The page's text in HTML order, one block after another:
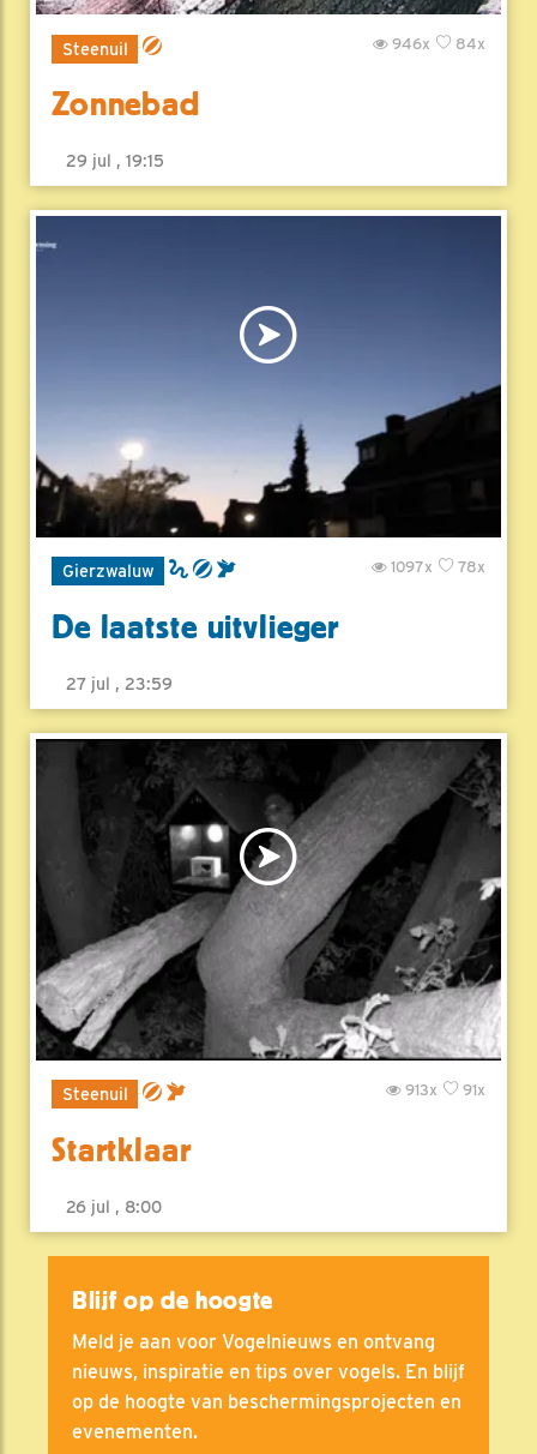
Steenuil 84x
946x
Zonnebad
29 jul , 19:15
Gierzwaluw 78x
1097x
De laatste uitvlieger
27 jul , 23:59
Steenuil 91x
913x
Startklaar
26 jul , 8:00
Blijf op de hoogte
Meld je aan voor Vogelnieuws en ontvang
nieuws, inspiratie en tips over vogels. En blijf
op de hoogte van beschermingsprojecten en
evenementen.